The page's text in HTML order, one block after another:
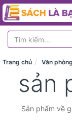
Trang chủ Văn
sản
Sản phẩm về